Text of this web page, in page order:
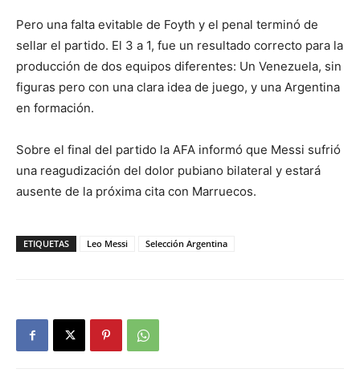
Pero una falta evitable de Foyth y el penal terminó de
sellar el partido. El 3 a 1, fue un resultado correcto para la
producción de dos equipos diferentes: Un Venezuela, sin
figuras pero con una clara idea de juego, y una Argentina
en formación.
Sobre el final del partido la AFA informó que Messi sufrió
una reagudización del dolor pubiano bilateral y estará
ausente de la próxima cita con Marruecos.
ETIQUETAS Leo Messi Selección Argentina